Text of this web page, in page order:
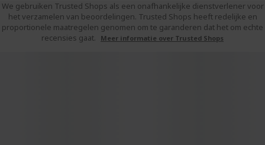
We gebruiken Trusted Shops als een onafhankelijke dienstverlener voor
het verzamelen van beoordelingen. Trusted Shops heeft redelijke en
proportionele maatregelen genomen om te garanderen dat het om echte
recensies gaat.
Meer informatie over Trusted Shops